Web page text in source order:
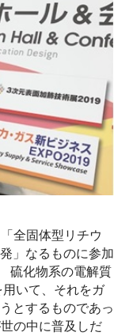
全固体型リチウ
」なるものに参加
硫化物系の電解質
いて、それをガ
とするものであっ
の中に普及しだ